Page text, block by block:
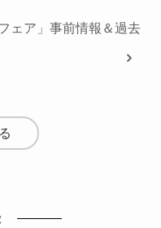
ェア」事前情報＆過去